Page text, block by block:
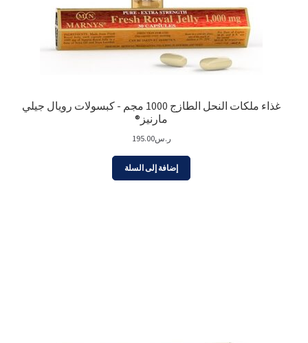
غذاء ملكات النحل الطازج 1000 مجم - كبسولات رويال جيلي
مارنيز®
ر.س195.00
إضافة إلى السلة